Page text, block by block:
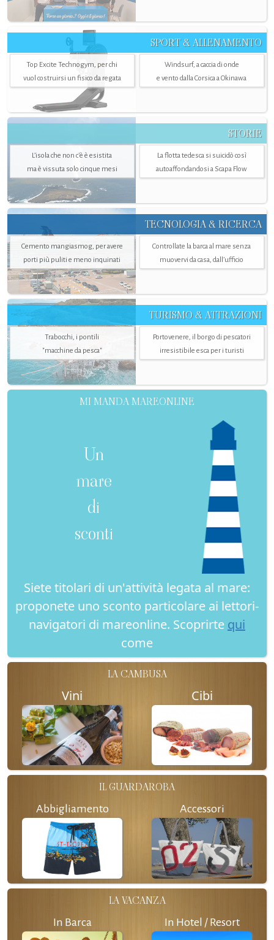
SPORT & ALLENAMENTO
Top Excite Technogym, per chi
vuol costruirsi un fisico da regata
Windsurf, a caccia di onde
e vento dalla Corsica a Okinawa
STORIE
L’isola che non c'è è esistita
ma è vissuta solo cinque mesi
La flotta tedesca si suicidò così
autoaffondandosi a Scapa Flow
TECNOLOGIA & RICERCA
Cemento mangiasmog, per avere
porti più puliti e meno inquinati
Controllate la barca al mare senza
muovervi da casa, dall’ufficio
TURISMO & ATTRAZIONI
Trabocchi, i pontili
"macchine da pesca"
Portovenere, il borgo di pescatori
irresistibile esca per i turisti
MI MANDA MAREONLINE
Un
mare
di
sconti
Siete titolari di un'attività legata al mare:
proponete uno sconto particolare ai lettori-
navigatori di mareonline. Scoprirte qui
come
LA CAMBUSA
Vini Cibi
IL GUARDAROBA
Abbigliamento Accessori
LA VACANZA
In Barca In Hotel / Resort